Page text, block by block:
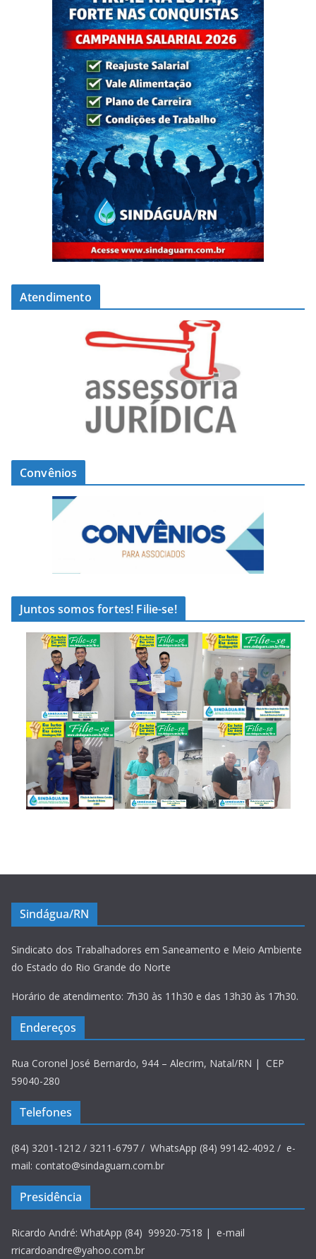
Atendimento
Convênios
Juntos somos fortes! Filie-se!
Sindágua/RN
Sindicato dos Trabalhadores em Saneamento e Meio Ambiente
do Estado do Rio Grande do Norte
Horário de atendimento: 7h30 às 11h30 e das 13h30 às 17h30.
Endereços
Rua Coronel José Bernardo, 944 – Alecrim, Natal/RN | CEP
59040-280
Telefones
(84) 3201-1212 / 3211-6797 / WhatsApp (84) 99142-4092 / e-
mail: contato@sindaguarn.com.br
Presidência
Ricardo André: WhatApp (84) 99920-7518 | e-mail
rricardoandre@yahoo.com.br